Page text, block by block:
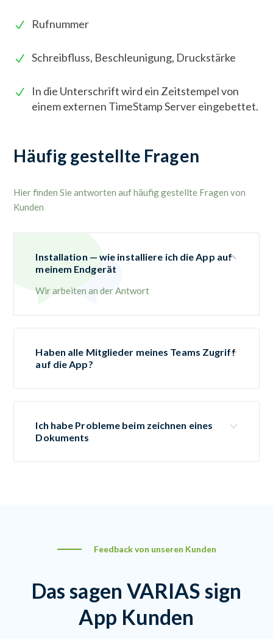
Rufnummer
Schreibfluss, Beschleunigung, Druckstärke
In die Unterschrift wird ein Zeitstempel von
einem externen TimeStamp Server eingebettet.
Häufig gestellte Fragen
Hier finden Sie antworten auf häufig gestellte Fragen von
Kunden
Installation — wie installiere ich die App auf
meinem Endgerät
Wir arbeiten an der Antwort
Haben alle Mitglieder meines Teams Zugriff
auf die App?
Ich habe Probleme beim zeichnen eines
Dokuments
Feedback von unseren Kunden
Das sagen VARIAS sign
App Kunden